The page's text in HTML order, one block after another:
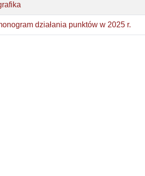
działania punktów w 2025 r.